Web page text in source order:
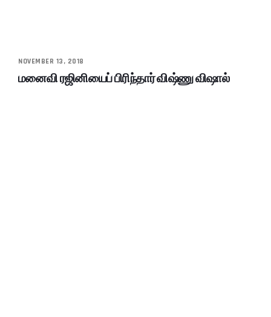
NOVEMBER 13, 2018
மனைவி ரஜினியைப் பிரிந்தார் விஷ்ணு விஷால்